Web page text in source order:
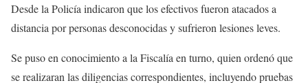
Desde la Policía indicaron que los efectivos fueron atacados a
distancia por personas desconocidas y sufrieron lesiones leves.
Se puso en conocimiento a la Fiscalía en turno, quien ordenó que
se realizaran las diligencias correspondientes, incluyendo pruebas